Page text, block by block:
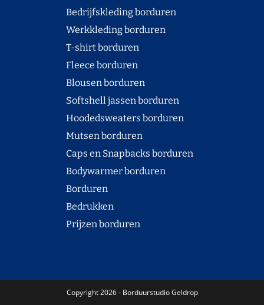
Bedrijfskleding borduren
Werkkleding borduren
T-shirt borduren
Fleece borduren
Blousen borduren
Softshell jassen borduren
Hoodedsweaters borduren
Mutsen borduren
Caps en Snapbacks borduren
Bodywarmer borduren
Borduren
Bedrukken
Prijzen borduren
Copyright 2026 - Borduurstudio Geldrop